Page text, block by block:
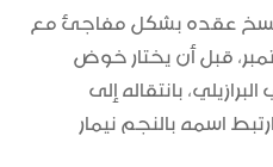
عامًا) قد فسخ عقده بشكل مفاجئ مع
قبل أن يختار خوض
بانتقاله إلى
اسمه بالنجم نيمار